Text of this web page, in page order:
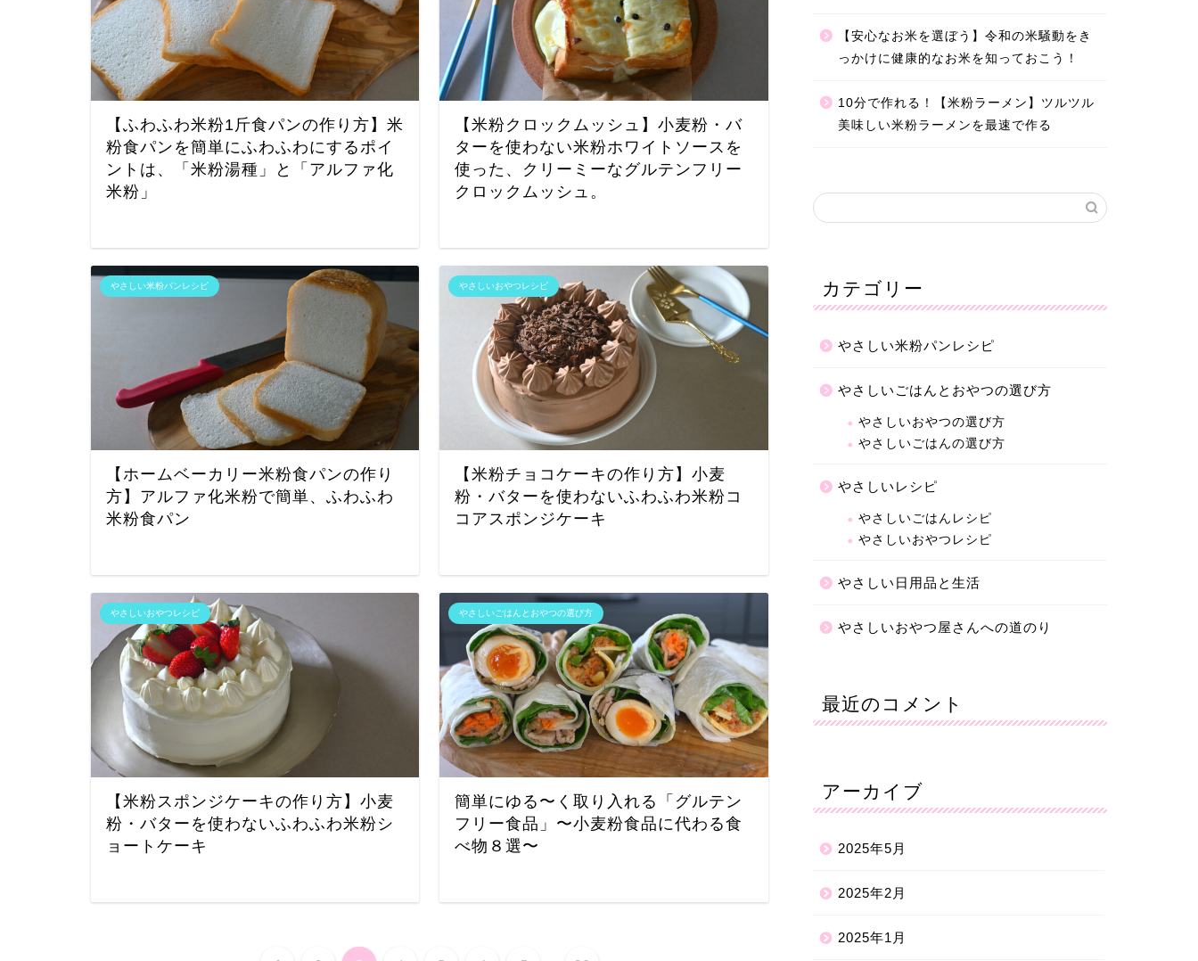
【ふわふわ米粉1斤食パンの作り方】米
粉食パンを簡単にふわふわにするポイ
ントは、「米粉湯種」と「アルファ化
米粉」
【米粉クロックムッシュ】小麦粉・バ
ターを使わない米粉ホワイトソースを
使った、クリーミーなグルテンフリー
クロックムッシュ。
やさしい米粉パンレシピ
【ホームベーカリー米粉食パンの作り
方】アルファ化米粉で簡単、ふわふわ
米粉食パン
やさしいおやつレシピ
【米粉チョコケーキの作り方】小麦
粉・バターを使わないふわふわ米粉コ
コアスポンジケーキ
やさしいおやつレシピ
【米粉スポンジケーキの作り方】小麦
粉・バターを使わないふわふわ米粉シ
ョートケーキ
やさしいごはんとおやつの選び方
簡単にゆる〜く取り入れる「グルテン
フリー食品」〜小麦粉食品に代わる食
べ物８選〜
【安心なお米を選ぼう】令和の米騒動をき
っかけに健康的なお米を知っておこう！
10分で作れる！【米粉ラーメン】ツルツル
美味しい米粉ラーメンを最速で作る
カテゴリー
やさしい米粉パンレシピ
やさしいごはんとおやつの選び方
やさしいおやつの選び方
やさしいごはんの選び方
やさしいレシピ
やさしいごはんレシピ
やさしいおやつレシピ
やさしい日用品と生活
やさしいおやつ屋さんへの道のり
最近のコメント
アーカイブ
2025年5月
2025年2月
2025年1月